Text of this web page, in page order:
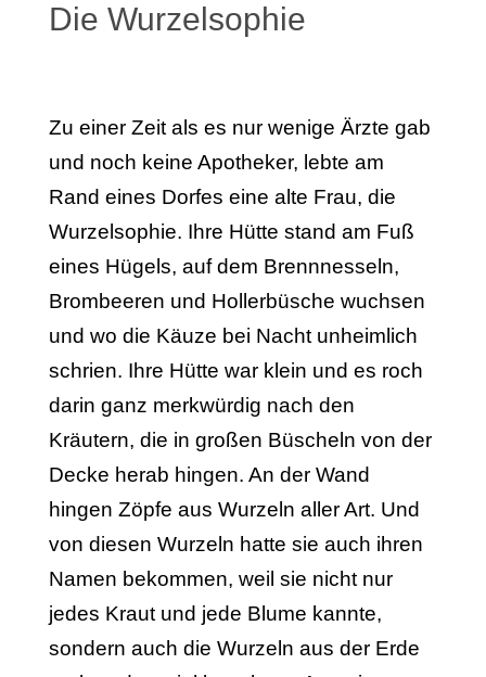
Die Wurzelsophie
Zu einer Zeit als es nur wenige Ärzte gab
und noch keine Apotheker, lebte am
Rand eines Dorfes eine alte Frau, die
Wurzelsophie. Ihre Hütte stand am Fuß
eines Hügels, auf dem Brennnesseln,
Brombeeren und Hollerbüsche wuchsen
und wo die Käuze bei Nacht un­heimlich
schrien. Ihre Hütte war klein und es roch
darin ganz merkwürdig nach den
Kräutern, die in großen Büscheln von der
Decke herab hingen. An der Wand
hingen Zöpfe aus Wurzeln aller Art. Und
von diesen Wurzeln hatte sie auch ihren
Namen bekommen, weil sie nicht nur
jedes Kraut und jede Blume kannte,
sondern auch die Wur­zeln aus der Erde